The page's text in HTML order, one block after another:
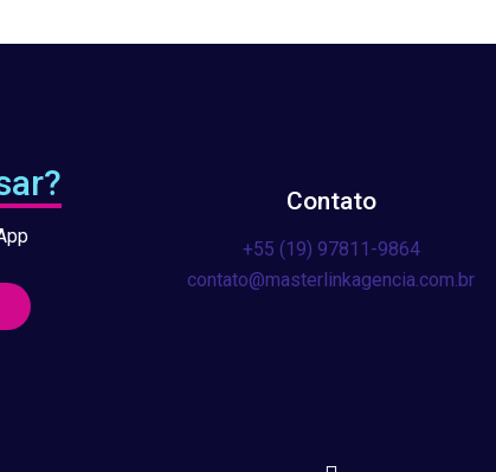
Contato
+55 (19) 97811-9864
contato@masterlinkagencia.com.br